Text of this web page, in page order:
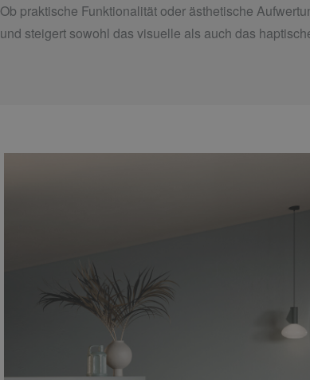
Ob praktische Funktionalität oder ästhetische
und steigert sowohl das visuelle als auch das